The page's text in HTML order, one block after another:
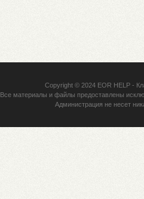
Copyright © 2024 EOR HELP-
Все материалы и файлы предоставлены
Администрация не несет